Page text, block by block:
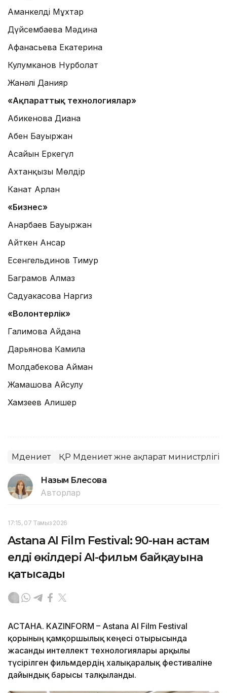
Аманкелді Мұхтар
Дүйсембаева Мәдина
Афанасьева Екатерина
Кулумканов Нурболат
Жанәлі Данияр
«Ақпараттық технологиялар»
Абикенова Диана
Абен Бауыржан
Асайын Еркегүл
Ахтанқызы Мөлдір
Канат Арлан
«Бизнес»
Анарбаев Бауыржан
Айткен Ансар
Есенгельдинов Тимур
Баграмов Алмаз
Садуакасова Наргиз
«Волонтерлік»
Галимова Айдана
Дарьянова Камила
Молдабекова Айман
Жамашова Айсулу
Хамзеев Алишер
Мәдениет ҚР Мәдениет және ақпарат министрлігі
Назым Бөлесова
Авторлар
17:15, 07 Тамыз 2026
Astana AI Film Festival: 90-нан астам
елдің өкілдері AI-фильм байқауына
қатысады
АСТАНА. KAZINFORM – Astana AI Film Festival
қорының қамқоршылық кеңесі отырысында
жасанды интеллект технологиялары арқылы
түсірілген фильмдердің халықаралық фестиваліне
дайындық барысы талқыланды.